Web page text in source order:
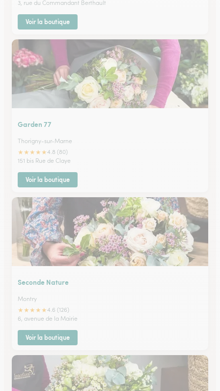
3, rue du Commandant Berthault
Voir la boutique
Garden 77
Thorigny-sur-Marne
★★★★★4.8 (80)
151 bis Rue de Claye
Voir la boutique
Seconde Nature
Montry
★★★★★4.6 (126)
6, avenue de la Mairie
Voir la boutique